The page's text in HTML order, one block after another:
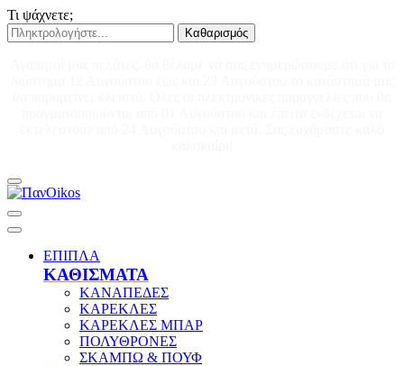
Τι ψάχνετε;
Καθαρισμός
ΕΠΙΠΛΑ
ΚΑΘΙΣΜΑΤΑ
ΚΑΝΑΠΕΔΕΣ
ΚΑΡΕΚΛΕΣ
ΚΑΡΕΚΛΕΣ ΜΠΑΡ
ΠΟΛΥΘΡΟΝΕΣ
ΣΚΑΜΠΩ & ΠΟΥΦ